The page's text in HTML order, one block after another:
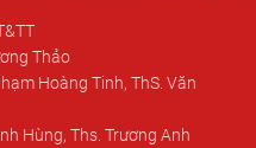
Thảo
Hoàng Tinh, ThS. Văn
Hùng, Ths. Trương Anh